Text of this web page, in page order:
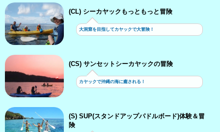
(CL) シーカヤックもっともっと冒険
大洞窟を目指してカヤックで大冒険！
(CS) サンセットシーカヤックの冒険
カヤックで沖縄の海に癒される！
(S) SUP(スタンドアップパドルボード)体験＆冒
険